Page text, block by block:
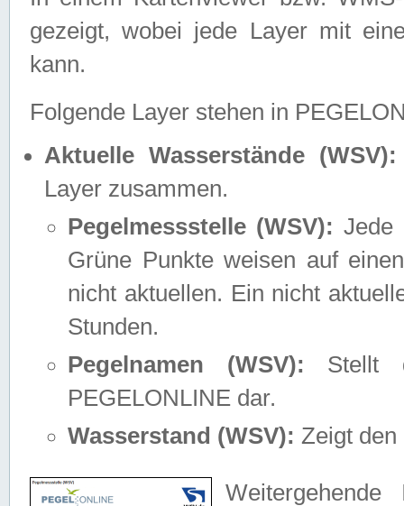
gezeigt, wobei jede Layer mit
kann.
Folgende Layer stehen in
Aktuelle Wasserstände (WSV):
Layer zusammen.
Pegelmessstelle (WSV): Jede
Grüne Punkte weisen auf
nicht aktuellen. Ein nicht
Stunden.
Pegelnamen (WSV): Stellt
PEGELONLINE dar.
Wasserstand (WSV): Zeigt den